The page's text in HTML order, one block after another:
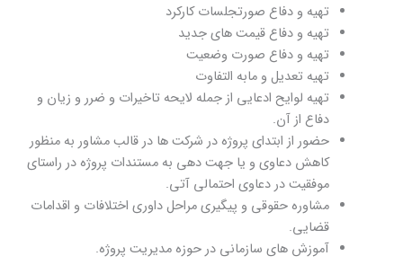
تهیه و دفاع صورتجلسات کارکرد
تهیه و دفاع قیمت های جدید
تهیه و دفاع صورت وضعیت
تهیه تعدیل و مابه التفاوت
تهیه لوایح ادعایی از جمله لایحه تاخیرات و ضرر و زیان و
دفاع از آن.
حضور از ابتدای پروژه در شرکت ها در قالب مشاور به منظور
کاهش دعاوی و یا جهت دهی به مستندات پروژه در راستای
موفقیت در دعاوی احتمالی آتی.
مشاوره حقوقی و پیگیری مراحل داوری اختلافات و اقدامات
قضایی.
آموزش های سازمانی در حوزه مدیریت پروژه.